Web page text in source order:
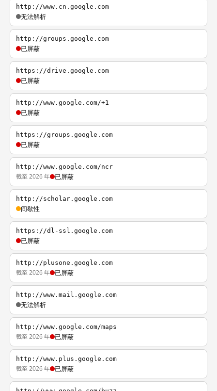
http://www.cn.google.com
无法解析
http://groups.google.com
已屏蔽
https://drive.google.com
已屏蔽
http://www.google.com/+1
已屏蔽
https://groups.google.com
已屏蔽
http://www.google.com/ncr
截至 2026 年 已屏蔽
http://scholar.google.com
间歇性
https://dl-ssl.google.com
已屏蔽
http://plusone.google.com
截至 2026 年 已屏蔽
http://www.mail.google.com
无法解析
http://www.google.com/maps
截至 2026 年 已屏蔽
http://www.plus.google.com
截至 2026 年 已屏蔽